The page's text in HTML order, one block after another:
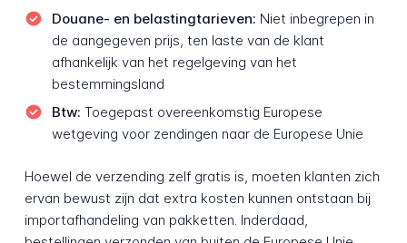
Douane- en belastingtarieven: Niet inbegrepen in
de aangegeven prijs, ten laste van de klant
afhankelijk van het regelgeving van het
bestemmingsland
Btw: Toegepast overeenkomstig Europese
wetgeving voor zendingen naar de Europese Unie
Hoewel de verzending zelf gratis is, moeten klanten zich
ervan bewust zijn dat extra kosten kunnen ontstaan bij
importafhandeling van pakketten. Inderdaad,